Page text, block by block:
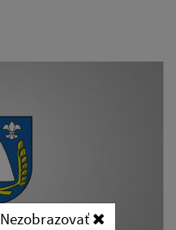
Nezobrazovať